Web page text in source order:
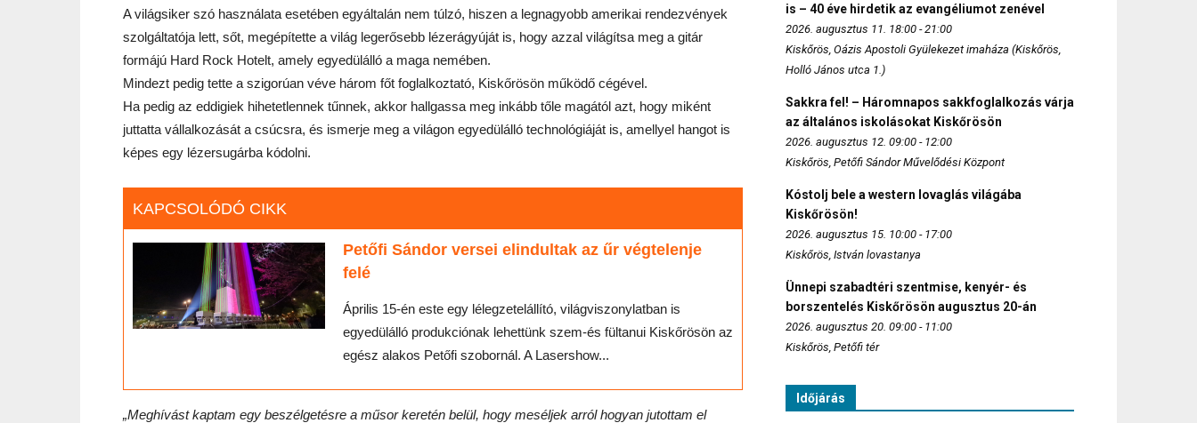
A világsiker szó használata esetében egyáltalán nem túlzó, hiszen a legnagyobb amerikai rendezvények
szolgáltatója lett, sőt, megépítette a világ legerősebb lézerágyúját is, hogy azzal világítsa meg a gitár
formájú Hard Rock Hotelt, amely egyedülálló a maga nemében.
Mindezt pedig tette a szigorúan véve három főt foglalkoztató, Kiskőrösön működő cégével.
Ha pedig az eddigiek hihetetlennek tűnnek, akkor hallgassa meg inkább tőle magától azt, hogy miként
juttatta vállalkozását a csúcsra, és ismerje meg a világon egyedülálló technológiáját is, amellyel hangot is
képes egy lézersugárba kódolni.
KAPCSOLÓDÓ CIKK
Petőfi Sándor versei elindultak az űr végtelenje
felé
Április 15-én este egy lélegzetelállító, világviszonylatban is
egyedülálló produkciónak lehettünk szem-és fültanui Kiskőrösön az
egész alakos Petőfi szobornál. A Lasershow...
„Meghívást kaptam egy beszélgetésre a műsor keretén belül, hogy meséljek arról hogyan jutottam el
is – 40 éve hirdetik az evangéliumot zenével
2026. augusztus 11. 18:00 - 21:00
Kiskőrös, Oázis Apostoli Gyülekezet imaháza (Kiskőrös,
Holló János utca 1.)
Sakkra fel! – Háromnapos sakkfoglalkozás várja
az általános iskolásokat Kiskőrösön
2026. augusztus 12. 09:00 - 12:00
Kiskőrös, Petőfi Sándor Művelődési Központ
Kóstolj bele a western lovaglás világába
Kiskőrösön!
2026. augusztus 15. 10:00 - 17:00
Kiskőrös, István lovastanya
Ünnepi szabadtéri szentmise, kenyér- és
borszentelés Kiskőrösön augusztus 20-án
2026. augusztus 20. 09:00 - 11:00
Kiskőrös, Petőfi tér
Időjárás